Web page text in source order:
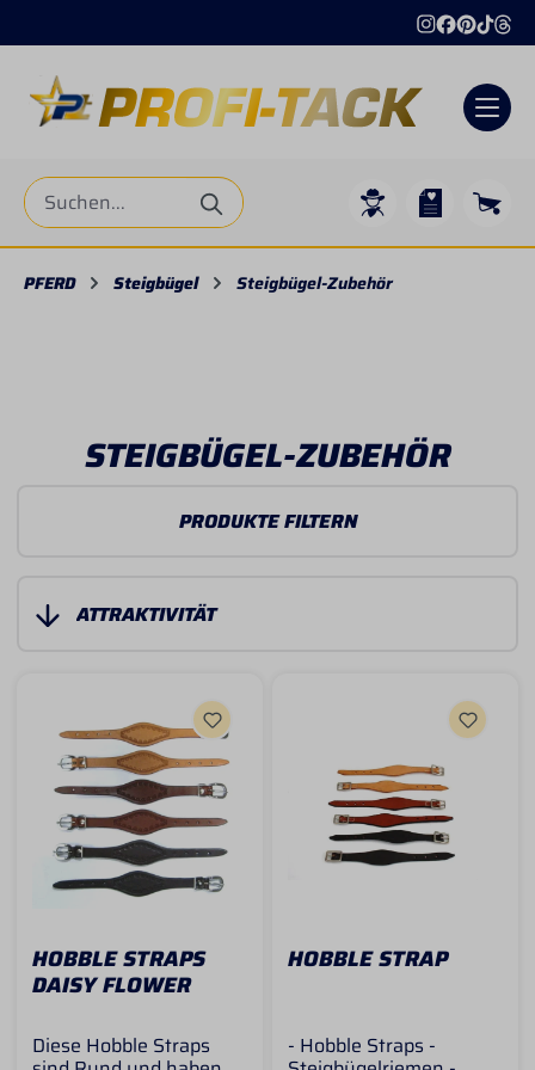
PFERD Steigbügel Steigbügel-Zubehör
STEIGBÜGEL-ZUBEHÖR
PRODUKTE FILTERN
HOBBLE STRAPS
DAISY FLOWER
Diese Hobble Straps
HOBBLE STRAP
- Hobble Straps -